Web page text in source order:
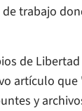
trabajo
de
artículo
y